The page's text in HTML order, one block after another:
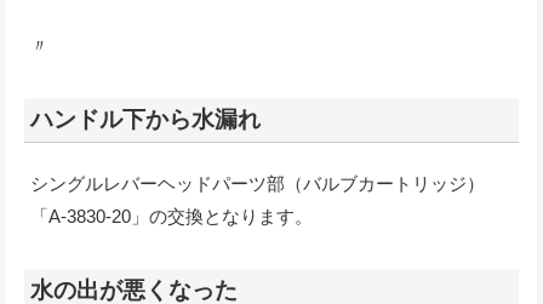
〃
ハンドル下から水漏れ
シングルレバーヘッドパーツ部（バルブカートリッジ）
「A-3830-20」の交換となります。
水の出が悪くなった